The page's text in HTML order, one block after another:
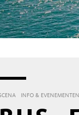
INFO & EVENEMENTEN